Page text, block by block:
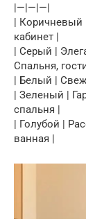
|—|—|—|
| Коричневый
кабинет |
| Серый |
Спальня,
| Белый |
| Зеленый |
спальня |
| Голубой |
ванная |